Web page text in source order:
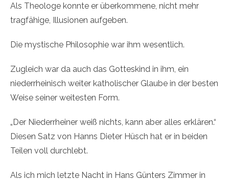
Als Theologe konnte er überkommene, nicht mehr
tragfähige, Illusionen aufgeben.
Die mystische Philosophie war ihm wesentlich.
Zugleich war da auch das Gotteskind in ihm, ein
niederrheinisch weiter katholischer Glaube in der besten
Weise seiner weitesten Form.
„Der Niederrheiner weiß nichts, kann aber alles erklären.“
Diesen Satz von Hanns Dieter Hüsch hat er in beiden
Teilen voll durchlebt.
Als ich mich letzte Nacht in Hans Günters Zimmer in